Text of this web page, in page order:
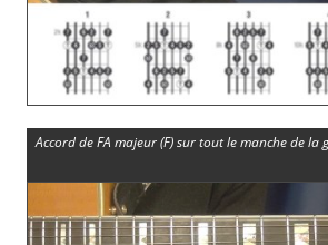
Accord de FA majeur (F) sur tout le manche de la